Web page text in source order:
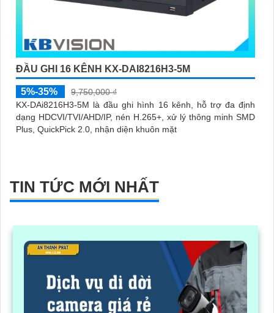
ĐẦU GHI 16 KÊNH KX-DAI8216H3-5M
5%-35%
9,750,000 ₫
KX-DAi8216H3-5M là đầu ghi hình 16 kênh, hỗ trợ đa định
dạng HDCVI/TVI/AHD/IP, nén H.265+, xử lý thông minh SMD
Plus, QuickPick 2.0, nhận diện khuôn mặt
TIN TỨC MỚI NHẤT